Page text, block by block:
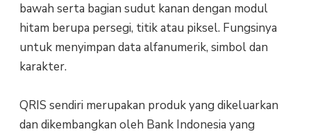
bawah serta bagian sudut kanan dengan modul
hitam berupa persegi, titik atau piksel. Fungsinya
untuk menyimpan data alfanumerik, simbol dan
karakter.
QRIS sendiri merupakan produk yang dikeluarkan
dan dikembangkan oleh Bank Indonesia yang